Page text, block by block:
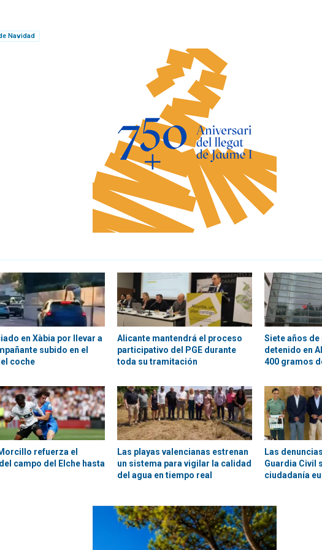
Navidad
en Xàbia por llevar a
subido en el
coche
Alicante mantendrá el proceso
participativo del PGE durante
toda su tramitación
Siete años
detenido en
400 gramos
refuerza el
campo del Elche hasta
Las playas valencianas estrenan
un sistema para vigilar la calidad
del agua en tiempo real
Las
Guardia Civil
ciudadanía